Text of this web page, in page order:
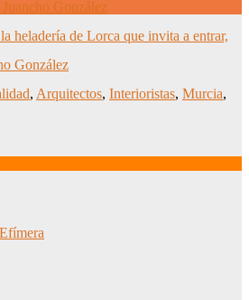
heladería de Lorca que invita a entrar,
González
, Arquitectos, Interioristas, Murcia,